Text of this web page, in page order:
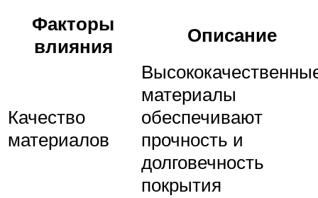
Факторы
влияния
Описание
Качество
материалов
материалы
обеспечивают
прочность и
долговечность
покрытия